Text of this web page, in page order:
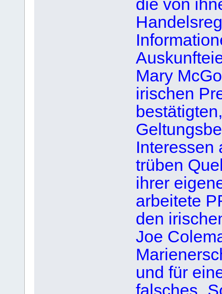
die von
Mary
irischen
Interessen
trüben
ihrer
arbeitete
den
Joe
und für